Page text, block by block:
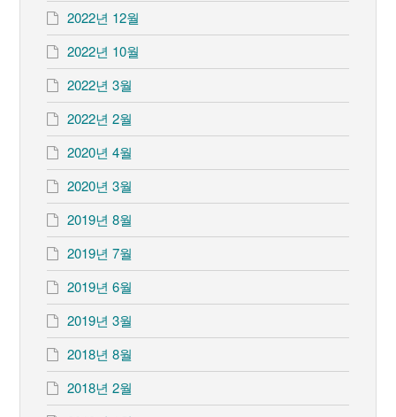
2022년 12월
2022년 10월
2022년 3월
2022년 2월
2020년 4월
2020년 3월
2019년 8월
2019년 7월
2019년 6월
2019년 3월
2018년 8월
2018년 2월